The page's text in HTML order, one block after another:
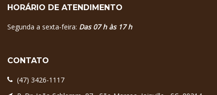
HORÁRIO DE ATENDIMENTO
Segunda a sexta-feira: Das 07 h às 17 h
CONTATO
(47) 3426-1117